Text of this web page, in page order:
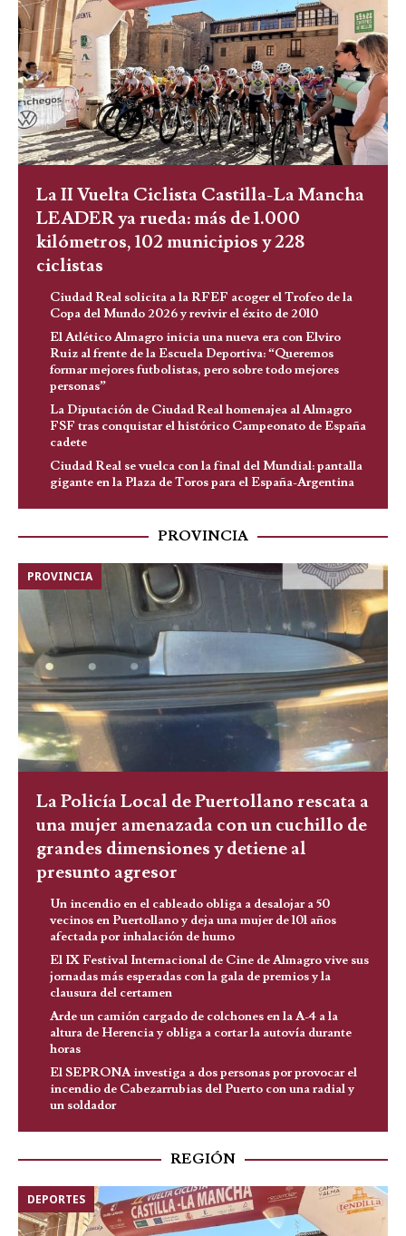
La II Vuelta Ciclista Castilla-La Mancha
LEADER ya rueda: más de 1.000
kilómetros, 102 municipios y 228
ciclistas
Ciudad Real solicita a la RFEF acoger el Trofeo de la
Copa del Mundo 2026 y revivir el éxito de 2010
El Atlético Almagro inicia una nueva era con Elviro
Ruiz al frente de la Escuela Deportiva: “Queremos
formar mejores futbolistas, pero sobre todo mejores
personas”
La Diputación de Ciudad Real homenajea al Almagro
FSF tras conquistar el histórico Campeonato de España
cadete
Ciudad Real se vuelca con la final del Mundial: pantalla
gigante en la Plaza de Toros para el España-Argentina
PROVINCIA
PROVINCIA
La Policía Local de Puertollano rescata a
una mujer amenazada con un cuchillo de
grandes dimensiones y detiene al
presunto agresor
Un incendio en el cableado obliga a desalojar a 50
vecinos en Puertollano y deja una mujer de 101 años
afectada por inhalación de humo
El IX Festival Internacional de Cine de Almagro vive sus
jornadas más esperadas con la gala de premios y la
clausura del certamen
Arde un camión cargado de colchones en la A-4 a la
altura de Herencia y obliga a cortar la autovía durante
horas
El SEPRONA investiga a dos personas por provocar el
incendio de Cabezarrubias del Puerto con una radial y
un soldador
REGIÓN
DEPORTES